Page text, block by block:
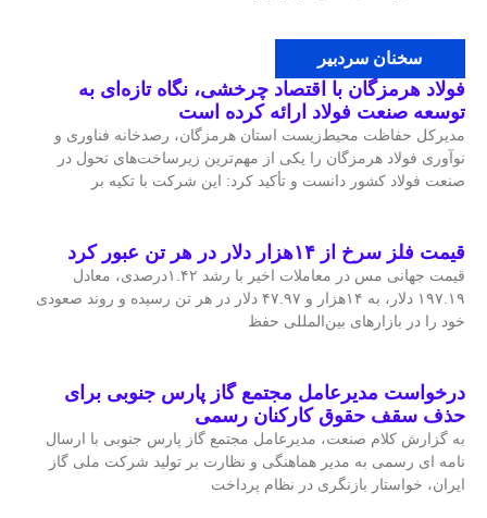
سخنان سردبیر
فولاد هرمزگان با اقتصاد چرخشی، نگاه تازه‌ای به
توسعه صنعت فولاد ارائه کرده است
مدیرکل حفاظت محیط‌زیست استان هرمزگان، رصدخانه فناوری و
نوآوری فولاد هرمزگان را یکی از مهم‌ترین زیرساخت‌های تحول در
صنعت فولاد کشور دانست و تأکید کرد: این شرکت با تکیه بر
قیمت فلز سرخ از ۱۴هزار دلار در هر تن عبور کرد
قیمت جهانی مس در معاملات اخیر با رشد ۱.۴۲درصدی، معادل
۱۹۷.۱۹ دلار، به ۱۴هزار و ۴۷.۹۷ دلار در هر تن رسیده و روند صعودی
خود را در بازارهای بین‌المللی حفظ
درخواست مدیرعامل مجتمع گاز پارس جنوبی برای
حذف سقف حقوق کارکنان رسمی
به گزارش کلام صنعت، مدیرعامل مجتمع گاز پارس جنوبی با ارسال
نامه ای رسمی به مدیر هماهنگی و نظارت بر تولید شرکت ملی گاز
ایران، خواستار بازنگری در نظام پرداخت